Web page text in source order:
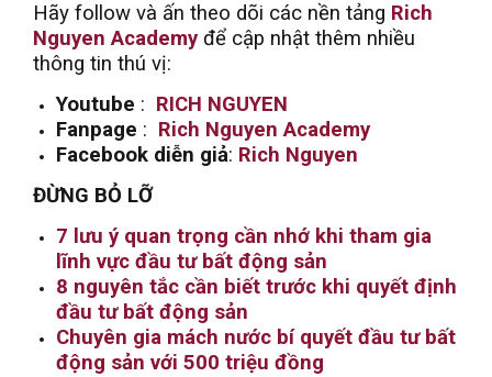
Hãy follow và ấn theo dõi các nền tảng Rich
Nguyen Academyđể cập nhật thêm nhiều
thông tin thú vị:
Youtube : RICH NGUYEN
Fanpage : Rich Nguyen Academy
Facebook diễn giả: Rich Nguyen
ĐỪNG BỎ LỠ
7 lưu ý quan trọng cần nhớ khi tham gia
lĩnh vực đầu tư bất động sản
8 nguyên tắc cần biết trước khi quyết định
đầu tư bất động sản
Chuyên gia mách nước bí quyết đầu tư bất
động sản với 500 triệu đồng